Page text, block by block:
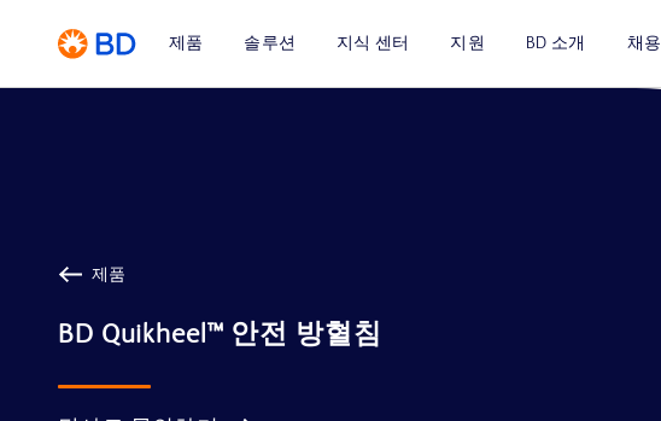
제품 솔루션 지식 센터 지원 BD 소개 채용
제품